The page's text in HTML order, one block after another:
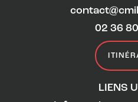
02 36
LIENS